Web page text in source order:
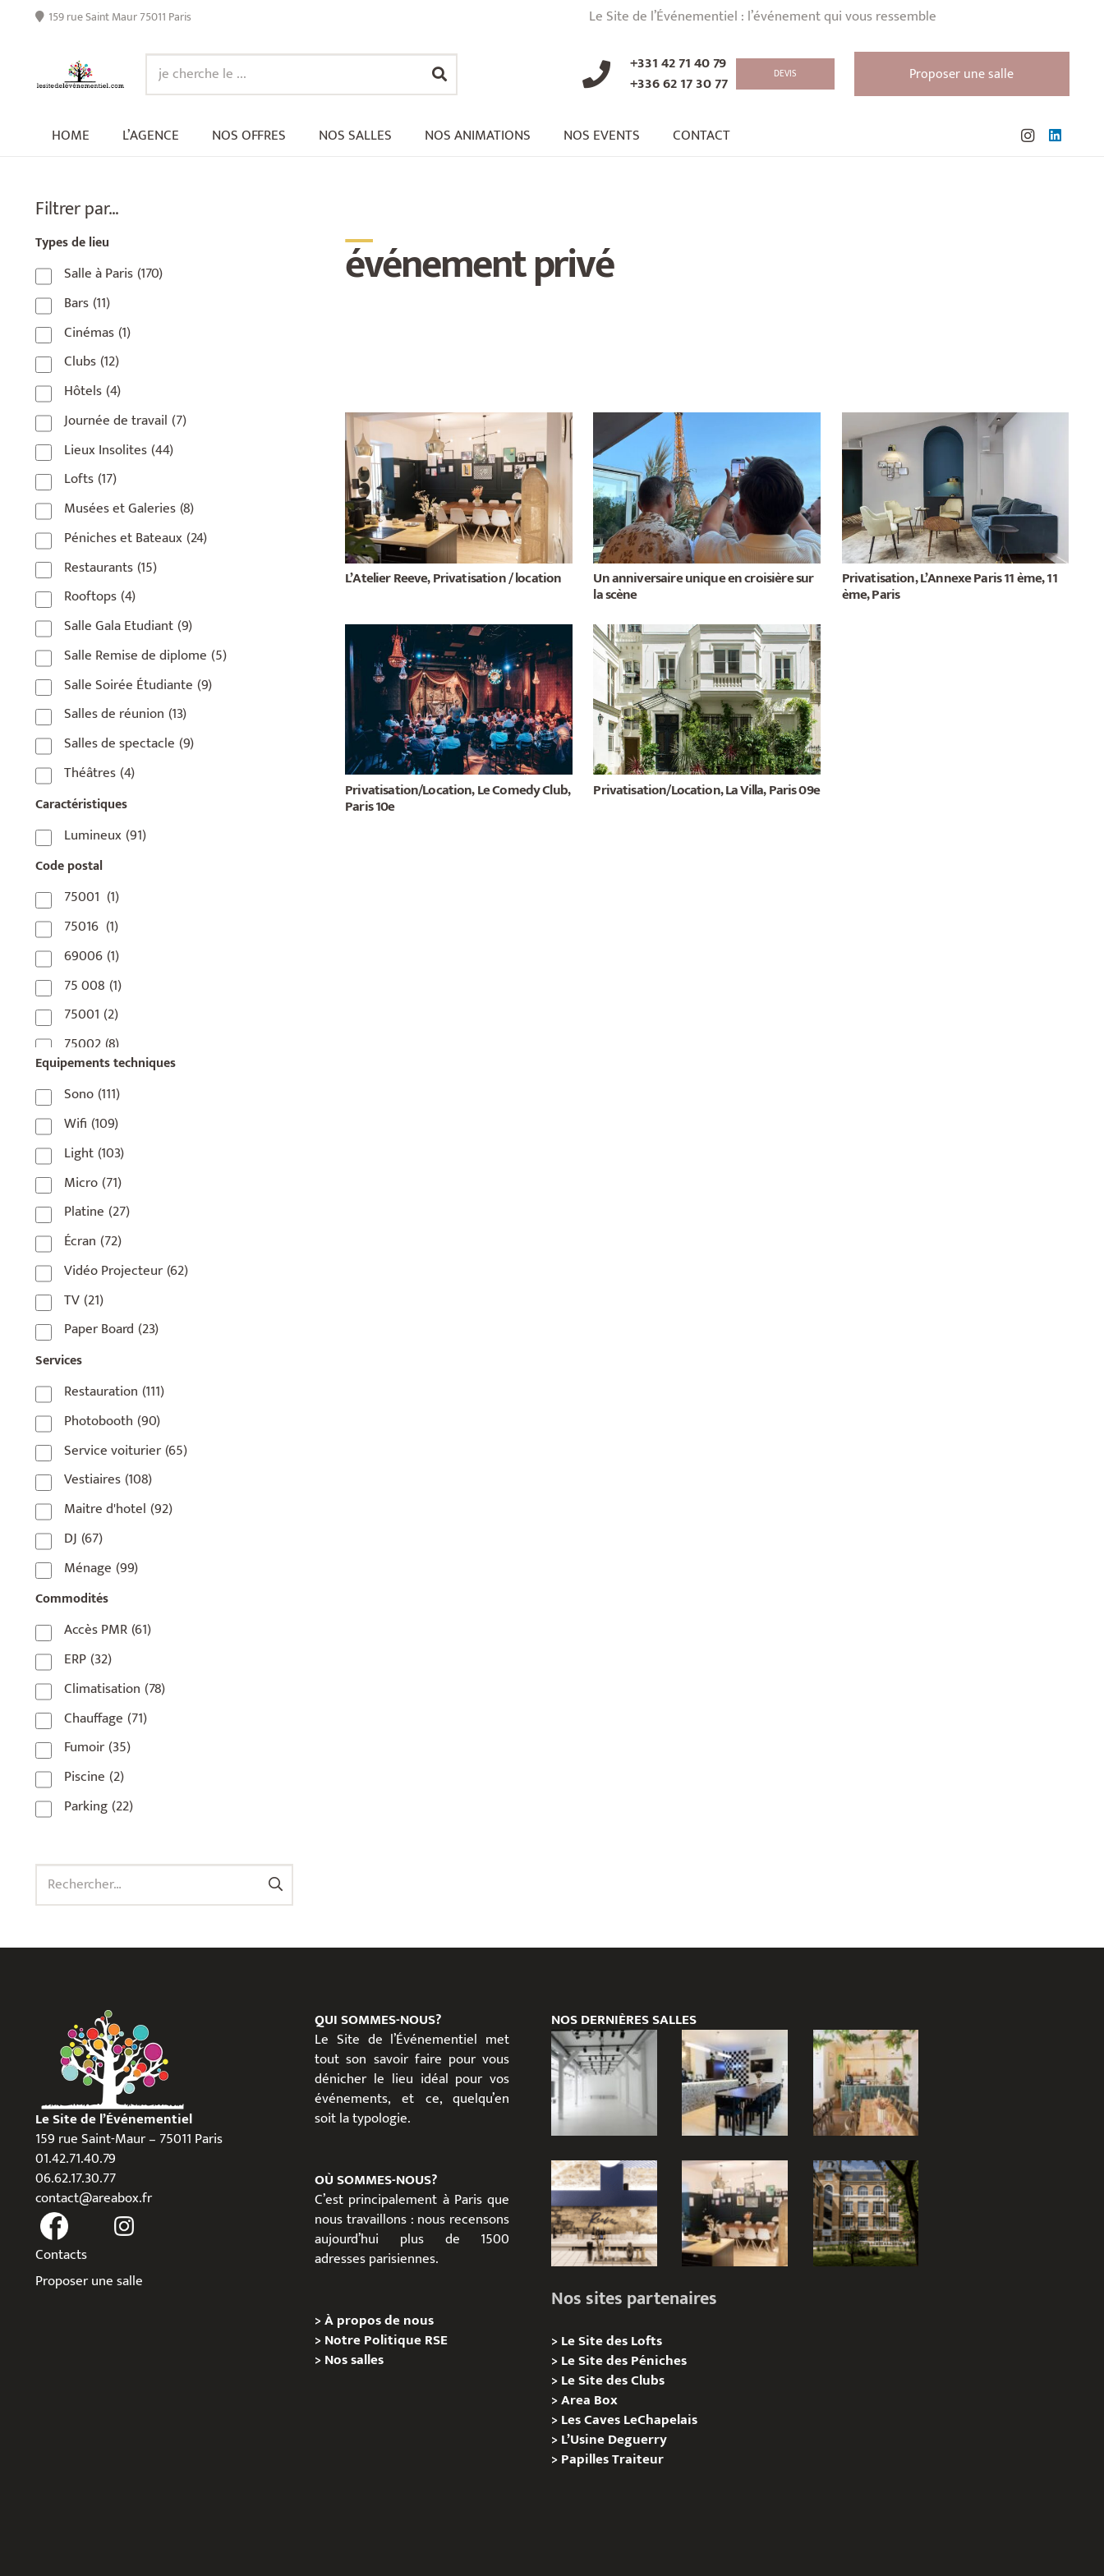
159 rue Saint Maur 75011 Paris Le Site de l’Événementiel : l’événement qui vous ressemble
+331 42 71 40 79
+336 62 17 30 77
DEVIS Proposer une salle
HOME L’AGENCE NOS OFFRES NOS SALLES NOS ANIMATIONS NOS EVENTS CONTACT
__
événement privé
L’Atelier Reeve, Privatisation / location Un anniversaire unique en croisière sur
la scène
Privatisation, L’Annexe Paris 11 ème, 11
ème, Paris
Privatisation/Location, Le Comedy Club,
Paris 10e
Privatisation/Location, La Villa, Paris 09e
Filtrer par…
Types de lieu
Salle à Paris(170)
Bars(11)
Cinémas(1)
Clubs(12)
Hôtels(4)
Journée de travail (7)
Lieux Insolites(44)
Lofts(17)
Musées et Galeries(8)
Péniches et Bateaux(24)
Restaurants(15)
Rooftops(4)
Salle Gala Etudiant(9)
Salle Remise de diplome (5)
Salle Soirée Étudiante (9)
Salles de réunion (13)
Salles de spectacle (9)
Théâtres(4)
Caractéristiques
Lumineux(91)
Code postal
75001 (1)
75016 (1)
69006(1)
75 008 (1)
75001 (2)
75002(8)
75003(1)
75004 (2)
75006(5)
75007(7)
75008 (17)
75009 (5)
75010 (9)
75011 (17)
75012(8)
75013 (2)
75014
75015(3)
75016(14)
75017(2)
75018 (7)
75019 (4)
75020
92110(1)
92800(1)
93(1)
93 420(1)
93100(1)
93200(1)
93500 (1)
Equipements techniques
Sono(111)
Wifi (109)
Light(103)
Micro(71)
Platine (27)
Écran (72)
Vidéo Projecteur(62)
TV(21)
Paper Board (23)
Services
Restauration (111)
Photobooth (90)
Service voiturier(65)
Vestiaires(108)
Maitre d'hotel (92)
DJ (67)
Ménage (99)
Commodités
Accès PMR(61)
ERP(32)
Climatisation (78)
Chauffage (71)
Fumoir(35)
Piscine (2)
Parking(22)
Rechercher :
Le Site de l’Événementiel
159 rue Saint-Maur – 75011 Paris
01.42.71.40.79
06.62.17.30.77
contact@areabox.fr
Contacts
Proposer une salle
QUI SOMMES-NOUS?
Le Site de l’Événementiel met
tout son savoir faire pour vous
dénicher le lieu idéal pour vos
événements, et ce, quelqu’en
soit la typologie.
OÙ SOMMES-NOUS?
C’est principalement à Paris que
nous travaillons : nous recensons
aujourd’hui plus de 1500
adresses parisiennes.
>À propos de nous
>Notre Politique RSE
>Nos salles
NOS DERNIÈRES SALLES
Nos sites partenaires
>Le Site des Lofts
>Le Site des Péniches
>Le Site des Clubs
>Area Box
>Les Caves LeChapelais
>L’Usine Deguerry
>PapillesTraiteur